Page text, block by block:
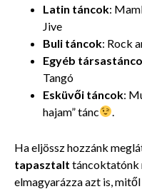
Latin táncok:
Jive
Buli táncok: Rock
Egyéb
Tangó
Esküvői táncok:
hajam” tánc
Ha eljössz hozzánk
tapasztalt táncoktatónk
elmagyarázza azt is,